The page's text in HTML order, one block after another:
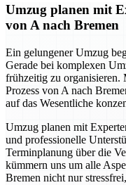
Umzug planen mit
von A nach Bremen
Ein gelungener Umzug
Gerade bei komplexen
frühzeitig zu organisieren.
Prozess von A nach
auf das Wesentliche
Umzug planen mit
und professionelle
Terminplanung über die
kümmern uns um alle
Bremen nicht nur